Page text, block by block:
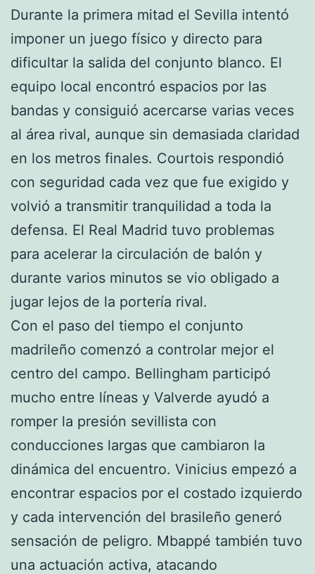
Durante la primera mitad el Sevilla intentó
imponer un juego físico y directo para
dificultar la salida del conjunto blanco. El
equipo local encontró espacios por las
bandas y consiguió acercarse varias veces
al área rival, aunque sin demasiada claridad
en los metros finales. Courtois respondió
con seguridad cada vez que fue exigido y
volvió a transmitir tranquilidad a toda la
defensa. El Real Madrid tuvo problemas
para acelerar la circulación de balón y
durante varios minutos se vio obligado a
jugar lejos de la portería rival.
Con el paso del tiempo el conjunto
madrileño comenzó a controlar mejor el
centro del campo. Bellingham participó
mucho entre líneas y Valverde ayudó a
romper la presión sevillista con
conducciones largas que cambiaron la
dinámica del encuentro. Vinicius empezó a
encontrar espacios por el costado izquierdo
y cada intervención del brasileño generó
sensación de peligro. Mbappé también tuvo
una actuación activa, atacando